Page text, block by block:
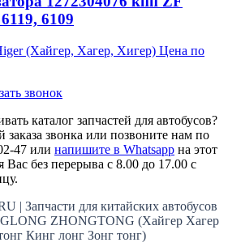
6109
(Хайгер, Хагер, Хигер) Цена по
звонок
каталог запчастей для автобусов?
заказа звонка или позвоните нам по
47 или напишите в Whatsapp на этот
без перерыва с 8.00 до 17.00 с
| Запчасти для китайских автобусов
ZHONGTONG (Хайгер Хагер
Кинг лонг Зонг тонг)